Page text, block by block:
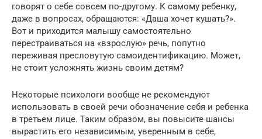
говорят о себе совсем по-другому. К самому ребенку,
даже в вопросах, обращаются: «Даша хочет кушать?».
Вот и приходится малышу самостоятельно
перестраиваться на «взрослую» речь, попутно
переживая пресловутую самоидентификацию. Может,
не стоит усложнять жизнь своим детям?
Некоторые психологи вообще не рекомендуют
использовать в своей речи обозначение себя и ребенка
в третьем лице. Таким образом, вы повысите шансы
вырастить его независимым, уверенным в себе,